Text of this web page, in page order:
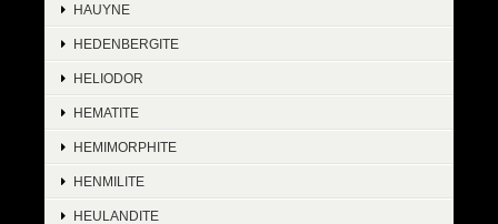
HAUYNE
HEDENBERGITE
HELIODOR
HEMATITE
HEMIMORPHITE
HENMILITE
HEULANDITE